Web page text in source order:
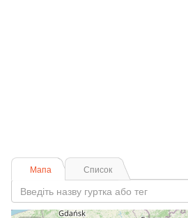
Мапа Список